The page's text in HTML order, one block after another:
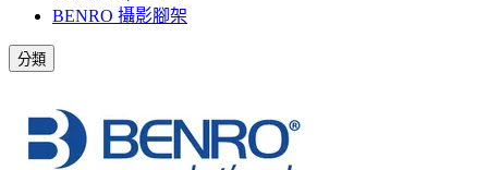
BENRO 攝影腳架
分類